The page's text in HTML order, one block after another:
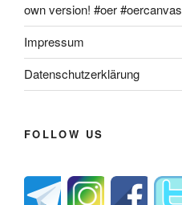
own version! #oer #oercanvas
Impressum
Datenschutzerklärung
FOLLOW US